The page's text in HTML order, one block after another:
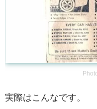
実際はこんなです。